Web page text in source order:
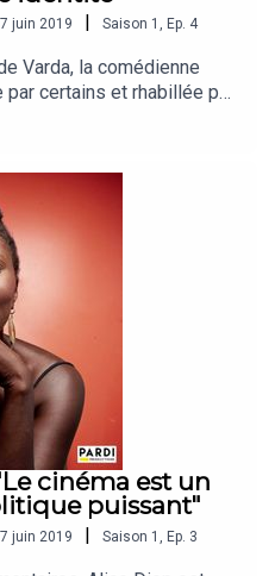
juin 2019 Saison 1 , Ep. 4
Varda, la comédienne
certains et rhabillée par
comment gérer le désir de
et revient sur son
le soutien du
et Audiens CMBEn
x 2020, Causette, Brut.
: Iris
Mikael Kandelman
cinéma est un
puissant"
juin 2019 | Saison 1 Ep. 3